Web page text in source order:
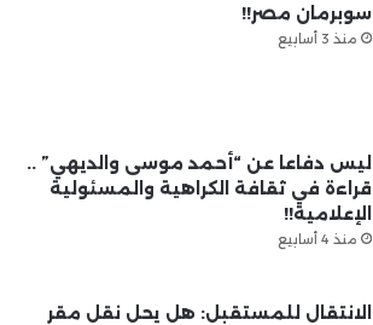
سوبرمان مصر!!
منذ 3 أسابيع
ليس دفاعا عن “أحمد موسى والديهي” ..
قراءة في ثقافة الكراهية والمسئولية
الإعلامية!!
منذ 4 أسابيع
الانتقال للمستقبل: هل يحل نقل مقر